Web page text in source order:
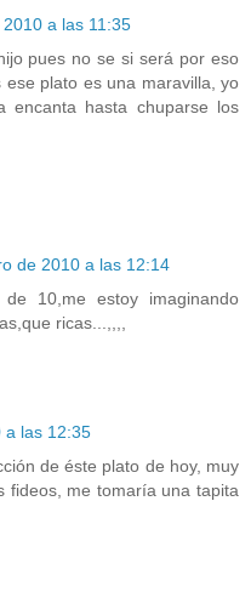
a las 11:35
pues no se si será por eso
plato es una maravilla, yo
encanta hasta chuparse los
de 2010 a las 12:14
10,me estoy imaginando
ricas...,,,,
a las 12:35
de éste plato de hoy, muy
fideos, me tomaría una tapita